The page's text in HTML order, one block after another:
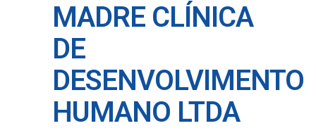
MADRE CLÍNICA
DE
DESENVOLVIMENTO
HUMANO LTDA